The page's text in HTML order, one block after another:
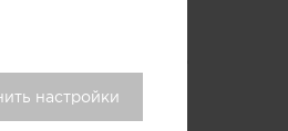
мороженого
был закреплен на
настройки